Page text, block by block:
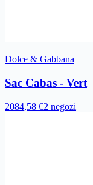
Dolce & Gabbana
Sac Cabas - Vert
2084,58 €2 negozi